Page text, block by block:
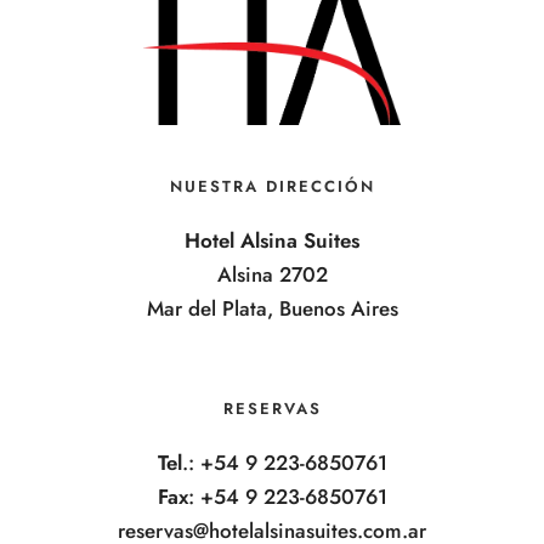
NUESTRA DIRECCIÓN
Hotel Alsina Suites
Alsina 2702
Mar del Plata, Buenos Aires
RESERVAS
Tel.: +54 9 223-6850761
Fax: +54 9 223-6850761
reservas@hotelalsinasuites.com.ar